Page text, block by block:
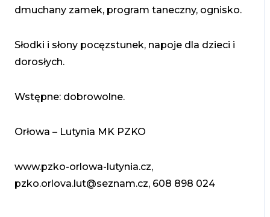
dmuchany zamek, program taneczny, ognisko.
Słodki i słony pocęzstunek, napoje dla dzieci i
dorosłych.
Wstępne: dobrowolne.
Orłowa – Lutynia MK PZKO
www.pzko-orlowa-lutynia.cz,
pzko.orlova.lut@seznam.cz, 608 898 024